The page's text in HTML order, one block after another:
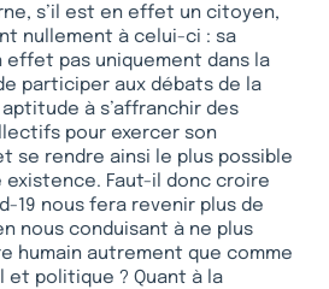
s’il est en effet un citoyen,
nullement à celui-ci : sa
effet pas uniquement dans la
participer aux débats de la
à s’affranchir des
pour exercer son
se rendre ainsi le plus possible
existence. Faut-il donc croire
19 nous fera revenir plus de
nous conduisant à ne plus
humain autrement que comme
et politique ? Quant à la